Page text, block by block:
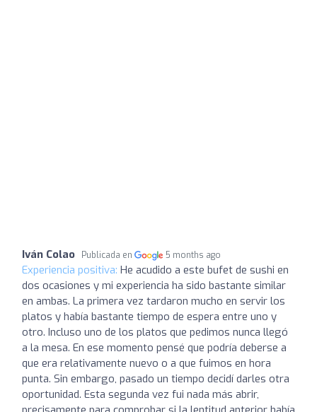
Iván Colao Publicada en 5 months ago
Experiencia positiva: He acudido a este bufet de sushi en
dos ocasiones y mi experiencia ha sido bastante similar
en ambas. La primera vez tardaron mucho en servir los
platos y había bastante tiempo de espera entre uno y
otro. Incluso uno de los platos que pedimos nunca llegó
a la mesa. En ese momento pensé que podría deberse a
que era relativamente nuevo o a que fuimos en hora
punta. Sin embargo, pasado un tiempo decidí darles otra
oportunidad. Esta segunda vez fui nada más abrir,